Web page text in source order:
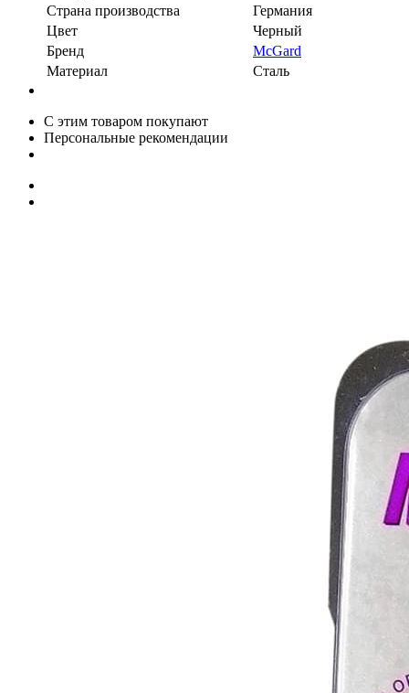
Страна производства
Германия
Цвет
Черный
Бренд
McGard
Материал
Сталь
С этим товаром покупают
Персональные рекомендации